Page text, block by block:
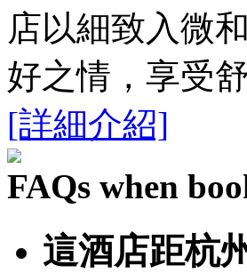
店以細致入微
好之情，享受
[詳細介紹]
FAQs when
這酒店距杭